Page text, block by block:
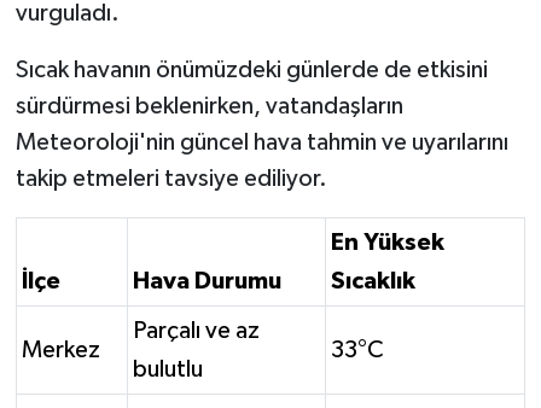
vurguladı.
Sıcak havanın önümüzdeki günlerde de etkisini
sürdürmesi beklenirken, vatandaşların
Meteoroloji'nin güncel hava tahmin ve uyarılarını
takip etmeleri tavsiye ediliyor.
İlçe Hava Durumu
En Yüksek
Sıcaklık
Merkez
Parçalı ve az
bulutlu
33°C